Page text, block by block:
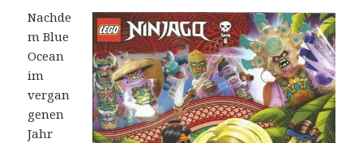
Nachde
m Blue
Ocean
im
vergan
genen
Jahr